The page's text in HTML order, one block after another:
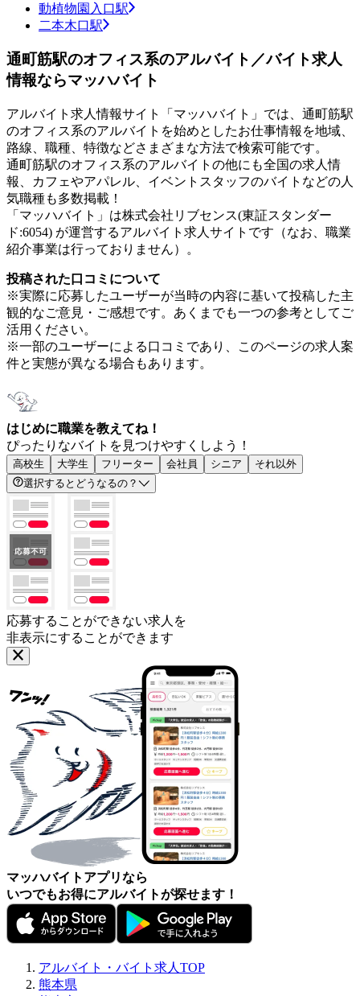
動植物園入口駅
二本木口駅
通町筋駅のオフィス系のアルバイト／バイト求人
情報ならマッハバイト
アルバイト求人情報サイト「マッハバイト」では、通町筋駅
のオフィス系のアルバイトを始めとしたお仕事情報を地域、
路線、職種、特徴などさまざまな方法で検索可能です。
通町筋駅のオフィス系のアルバイトの他にも全国の求人情
報、カフェやアパレル、イベントスタッフのバイトなどの人
気職種も多数掲載！
「マッハバイト」は株式会社リブセンス(東証スタンダー
ド:6054) が運営するアルバイト求人サイトです（なお、職業
紹介事業は行っておりません）。
投稿された口コミについて
※実際に応募したユーザーが当時の内容に基いて投稿した主
観的なご意見・ご感想です。あくまでも一つの参考としてご
活用ください。
※一部のユーザーによる口コミであり、このページの求人案
件と実態が異なる場合もあります。
はじめに職業を教えてね！
ぴったりなバイトを見つけやすくしよう！
高校生 大学生 フリーター 会社員 シニア
それ以外
選択するとどうなるの？
応募することができない求人を
非表示にすることができます
マッハバイトアプリなら
いつでもお得にアルバイトが探せます！
アルバイト・バイト求人TOP
熊本県